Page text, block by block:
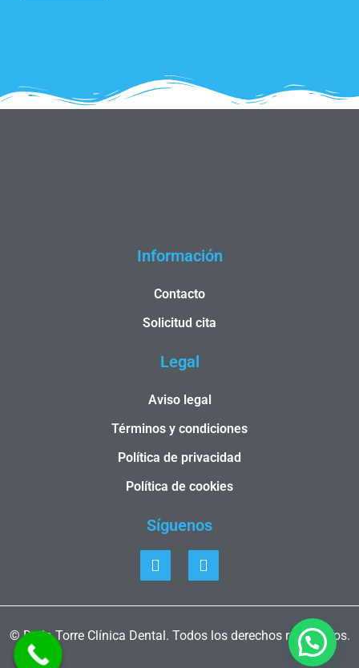
Información
Contacto
Solicitud cita
Legal
Aviso legal
Términos y condiciones
Política de privacidad
Política de cookies
Síguenos
© De la Torre Clínica Dental. Todos los derechos reservados.